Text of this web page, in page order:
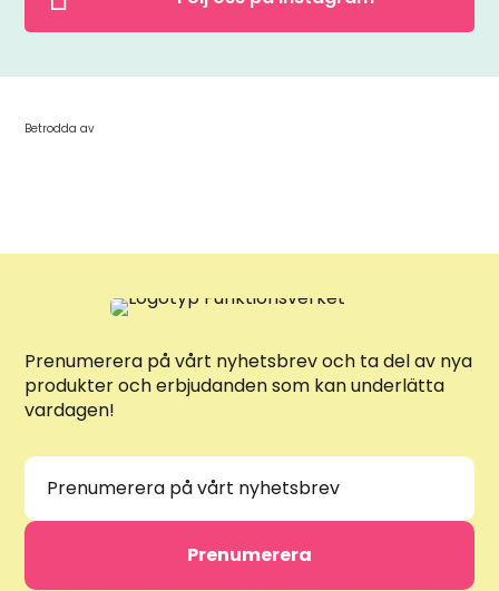
Betrodda av
Prenumerera på vårt nyhetsbrev och ta del av nya
produkter och erbjudanden som kan underlätta
vardagen!